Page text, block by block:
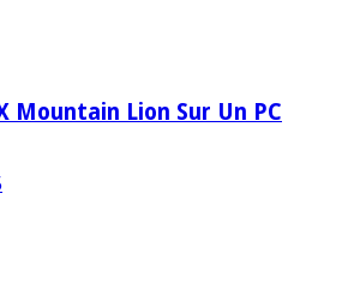
Mountain Lion Sur Un PC